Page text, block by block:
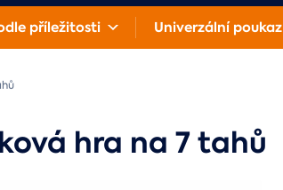
příležitosti Univerzální poukaz
hra na 7 tahů